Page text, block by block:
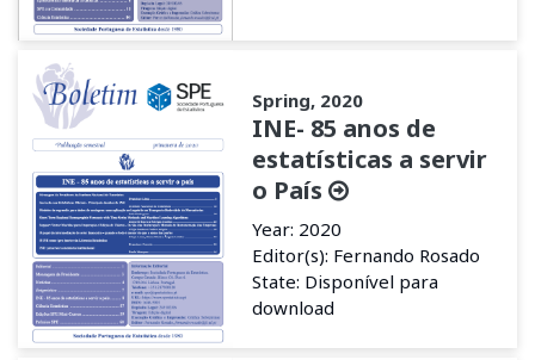
Spring, 2020
INE- 85 anos de
estatísticas a servir
o País
Year: 2020
Editor(s): Fernando Rosado
State: Disponível para
download